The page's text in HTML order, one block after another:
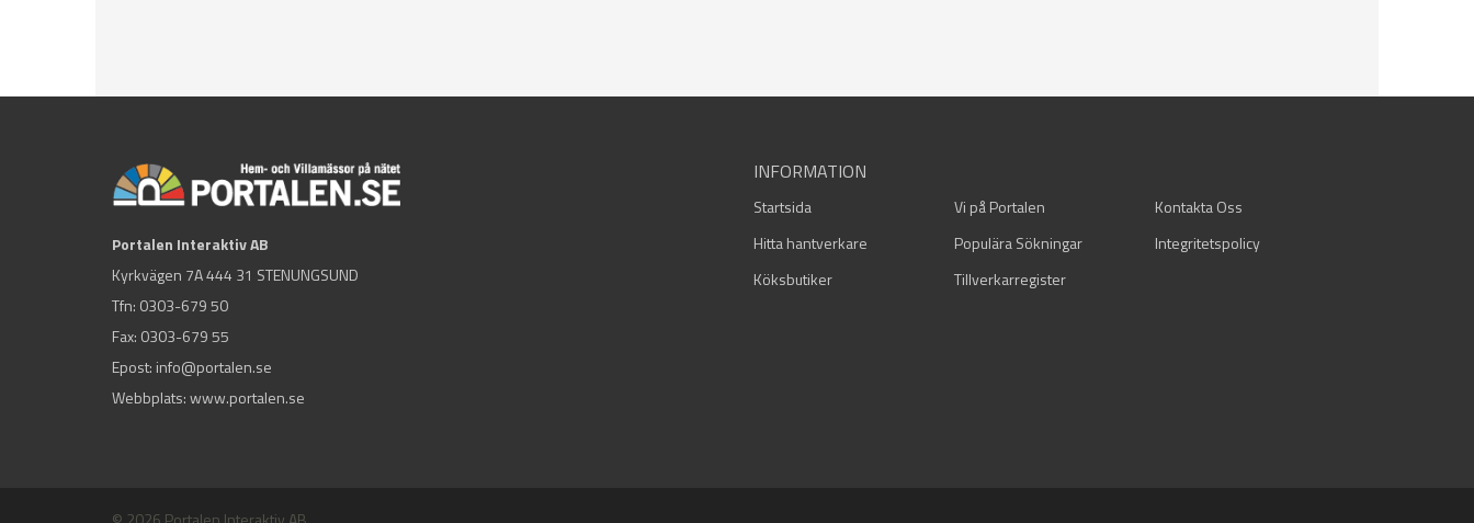
Portalen Interaktiv AB
Kyrkvägen 7A 444 31 STENUNGSUND
Tfn: 0303-679 50
Fax: 0303-679 55
Epost: info@portalen.se
Webbplats: www.portalen.se
INFORMATION
Startsida Vi på Portalen
Kontakta Oss
Hitta hantverkare
Populära Sökningar
Integritetspolicy
Köksbutiker
Tillverkarregister